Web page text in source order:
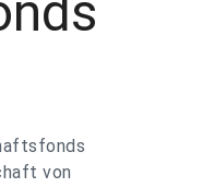
von